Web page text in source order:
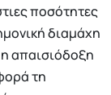
ποσότητες
διαμάχη
η απαισιόδοξη
τη